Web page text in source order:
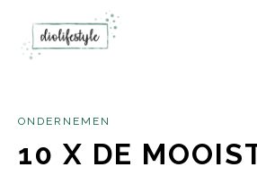
ONDERNEMEN
10 X DE